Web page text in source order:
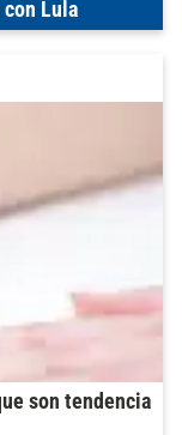
Lula
son tendencia